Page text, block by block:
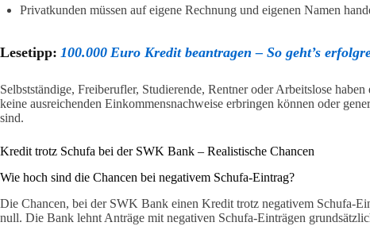
Privatkunden müssen auf eigene Rechnung und eigenen Namen
Lesetipp: 100.000 Euro Kredit beantragen – So geht’s
Selbstständige, Freiberufler, Studierende, Rentner oder Arbeitslose haben
keine ausreichenden Einkommensnachweise erbringen können oder
sind.
Kredit trotz Schufa bei der SWK Bank – Realistische Chancen
Wie hoch sind die Chancen bei negativem Schufa-Eintrag?
Die Chancen, bei der SWK Bank einen Kredit trotz negativem Schufa-
null. Die Bank lehnt Anträge mit negativen Schufa-Einträgen